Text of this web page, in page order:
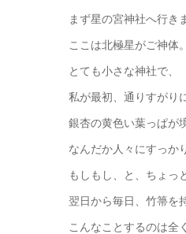
まず星の宮神社へ行き
ここは北極星がご神体
とても小さな神社で、
私が最初、通りすがり
銀杏の黄色い葉っぱが
なんだか人々にすっか
もしもし、と、ちょっ
翌日から毎日、竹箒を
こんなことするのは全